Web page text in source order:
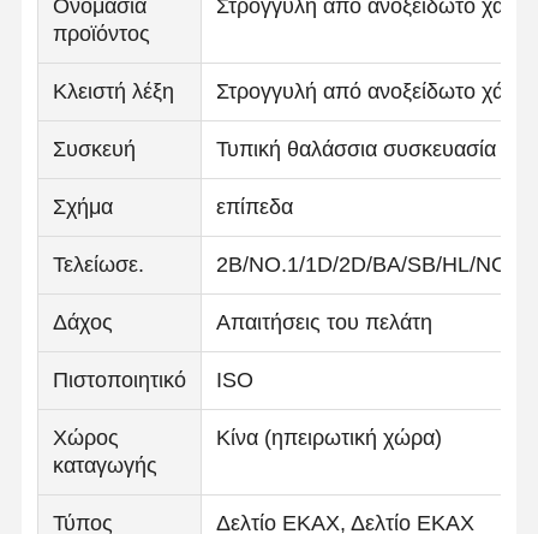
Ονομασία
προϊόντος
Στρογγυλή από ανοξείδωτο
Κλειστή λέξη Στρογγυλή από ανοξείδωτο
Συσκευή Τυπική θαλάσσια συσκευασία
Σχήμα επίπεδα
Τελείωσε. 2B/NO.1/1D/2D/BA/SB/HL/NO.4/
Δάχος Απαιτήσεις του πελάτη
Πιστοποιητικό ISO
Χώρος
καταγωγής
Κίνα (ηπειρωτική χώρα)
Τύπος Δελτίο ΕΚΑΧ, Δελτίο ΕΚΑΧ